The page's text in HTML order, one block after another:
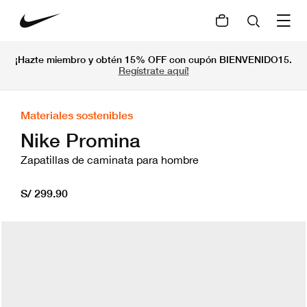
¡Hazte miembro y obtén 15% OFF con cupón BIENVENIDO15.
Regístrate aquí!
Materiales sostenibles
Nike Promina
Zapatillas de caminata para hombre
S/ 299.90